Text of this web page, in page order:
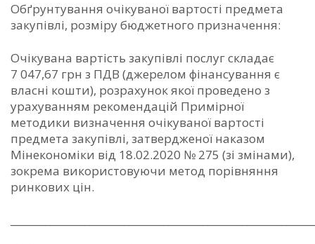
Обґрунтування очікуваної вартості предмета
закупівлі, розміру бюджетного призначення:
Очікувана вартість закупівлі послуг складає
7 047,67 грн з ПДВ (джерелом фінансування є
власні кошти), розрахунок якої проведено з
урахуванням рекомендацій Примірної
методики визначення очікуваної вартості
предмета закупівлі, затвердженої наказом
Мінекономіки від 18.02.2020 № 275 (зі змінами),
зокрема використовуючи метод порівняння
ринкових цін.